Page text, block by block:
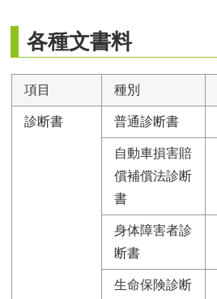
各種文書料
項目 種別
診断書 普通診断書
自動車損害賠
償補償法診断
書
身体障害者診
断書
生命保険診断